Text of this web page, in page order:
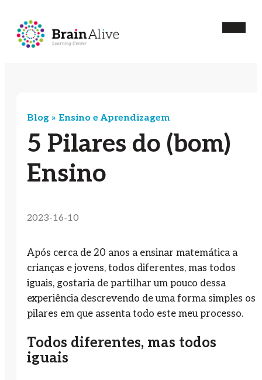
Blog » Ensino e Aprendizagem
5 Pilares do (bom)
Ensino
2023-16-10
Após cerca de 20 anos a ensinar matemática a
crianças e jovens, todos diferentes, mas todos
iguais, gostaria de partilhar um pouco dessa
experiência descrevendo de uma forma simples os
pilares em que assenta todo este meu processo.
Todos diferentes, mas todos
iguais